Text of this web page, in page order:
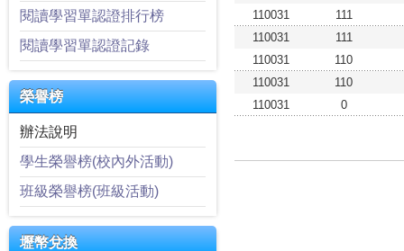
閱讀學習單認證排行榜
閱讀學習單認證記錄
榮譽榜
辦法說明
學生榮譽榜(校內外活動)
班級榮譽榜(班級活動)
壢幣兌換
110031
111
110031
111
110031
110
110031
110
110031
0